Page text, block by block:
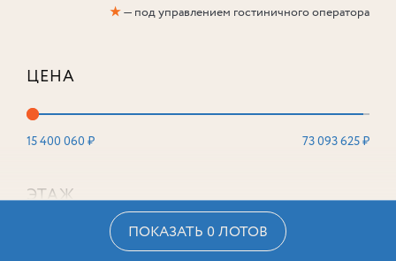
★— под управлением гостиничного оператора
ЦЕНА
15 400 060 ₽ 73 093 625 ₽
ЭТАЖ
ПОКАЗАТЬ 0 ЛОТОВ